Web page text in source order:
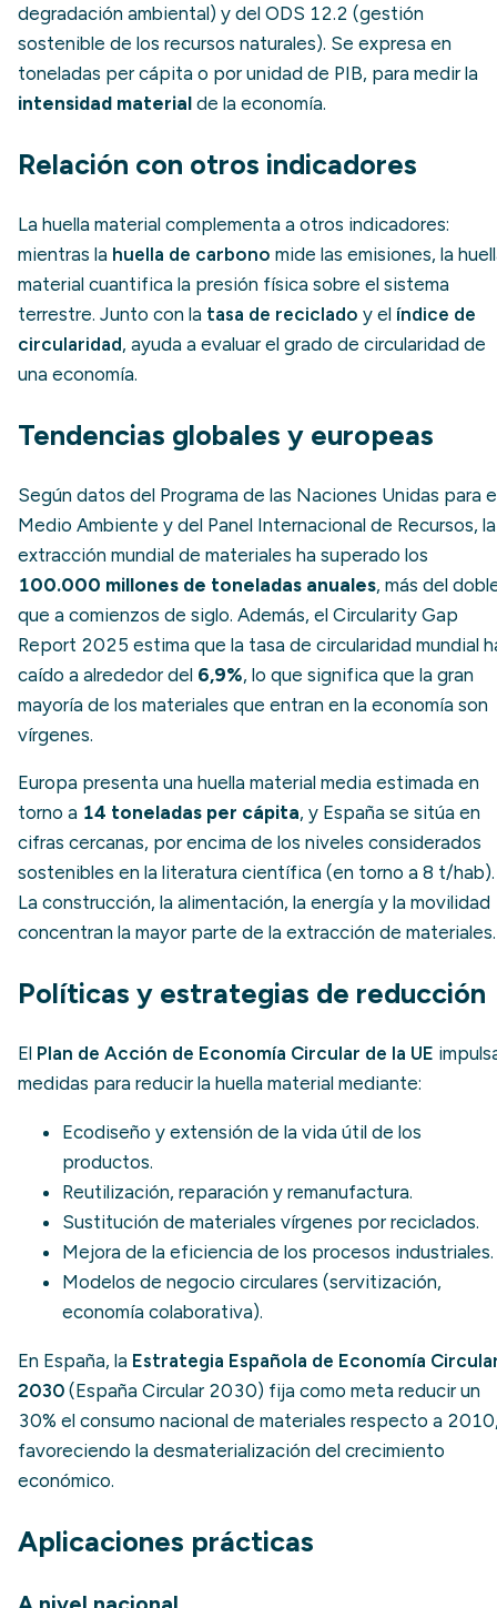
degradación ambiental) y del ODS 12.2 (gestión
sostenible de los recursos naturales). Se expresa en
toneladas per cápita o por unidad de PIB, para medir la
intensidad material de la economía.
Relación con otros indicadores
La huella material complementa a otros indicadores:
mientras la huella de carbono mide las emisiones, la
material cuantifica la presión física sobre el sistema
terrestre. Junto con la tasa de reciclado y el índice de
circularidad, ayuda a evaluar el grado de circularidad de
una economía.
Tendencias globales y europeas
Según datos del Programa de las Naciones Unidas para
Medio Ambiente y del Panel Internacional de Recursos, la
extracción mundial de materiales ha superado los
100.000 millones de toneladas anuales, más del
que a comienzos de siglo. Además, el Circularity Gap
Report 2025 estima que la tasa de circularidad mundial
caído a alrededor del 6,9%, lo que significa que la gran
mayoría de los materiales que entran en la economía son
vírgenes.
Europa presenta una huella material media estimada en
torno a 14 toneladas per cápita, y España se sitúa en
cifras cercanas, por encima de los niveles considerados
sostenibles en la literatura científica (en torno a 8 t/hab).
La construcción, la alimentación, la energía y la movilidad
concentran la mayor parte de la extracción de materiales.
Políticas y estrategias de reducción
El Plan de Acción de Economía Circular de la UE
medidas para reducir la huella material mediante:
Ecodiseño y extensión de la vida útil de los
productos.
Reutilización, reparación y remanufactura.
Sustitución de materiales vírgenes por reciclados.
Mejora de la eficiencia de los procesos industriales.
Modelos de negocio circulares (servitización,
economía colaborativa).
En España, la Estrategia Española de Economía
2030 (España Circular 2030) fija como meta reducir un
30% el consumo nacional de materiales respecto a
favoreciendo la desmaterialización del crecimiento
económico.
Aplicaciones prácticas